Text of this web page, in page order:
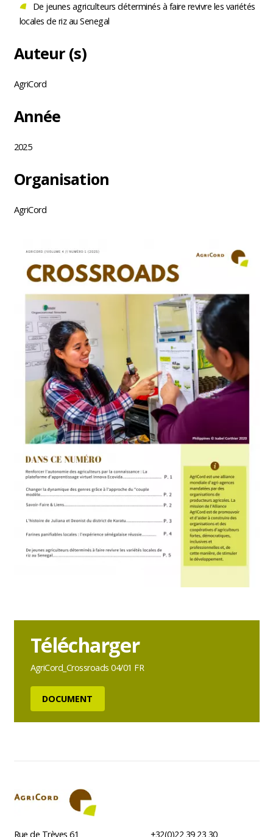
De jeunes agriculteurs déterminés à faire revivre les variétés
locales de riz au Senegal
Auteur (s)
AgriCord
Année
2025
Organisation
AgriCord
Télécharger
AgriCord_Crossroads 04/01 FR
DOCUMENT
Rue de Trèves 61 +32(0)22 39 23 30